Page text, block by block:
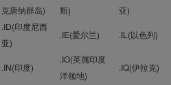
克唐纳群岛)
斯)
亚)
.ID(印度尼西
亚)
.IE(爱尔兰) .IL(以色列)
.IN(印度)
.IO(英属印度
洋领地)
.IQ(伊拉克)